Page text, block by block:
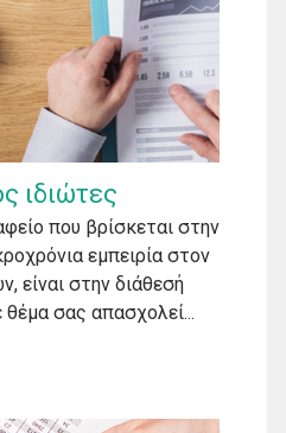
ιδιώτες
που βρίσκεται στην
εμπειρία στον
είναι στην διάθεσή
σας απασχολεί...